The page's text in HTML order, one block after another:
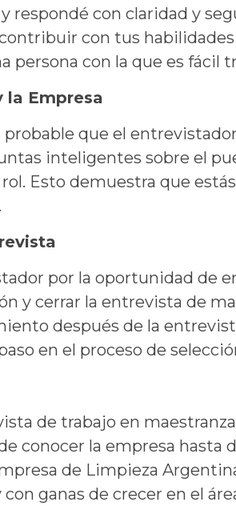
respondé con claridad y
con tus
persona con la que es fácil
la Empresa
probable que el
inteligentes sobre el
Esto demuestra que
por la oportunidad de
y cerrar la entrevista de
después de la
en el proceso de
de trabajo en
conocer la empresa
de Limpieza
ganas de crecer en el